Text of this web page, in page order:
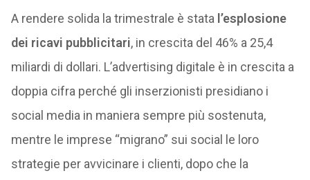
A rendere solida la trimestrale è stata l’esplosione
dei ricavi pubblicitari, in crescita del 46% a 25,4
miliardi di dollari. L’advertising digitale è in crescita a
doppia cifra perché gli inserzionisti presidiano i
social media in maniera sempre più sostenuta,
mentre le imprese “migrano” sui social le loro
strategie per avvicinare i clienti, dopo che la